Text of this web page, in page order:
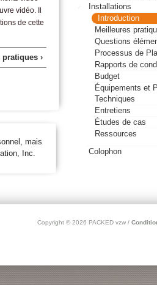
vidéo. Il
de cette
›
mais
Inc.
Installations
Introduction
Meilleures
Questions
Processus de
Rapports de
Budget
Équipements et
Techniques
Entretiens
Études de cas
Ressources
Colophon
Copyright © 2026 PACKED vzw /